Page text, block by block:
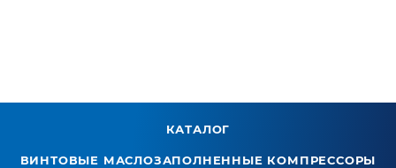
КАТАЛОГ
ВИНТОВЫЕ МАСЛОЗАПОЛНЕННЫЕ КОМПРЕССОРЫ